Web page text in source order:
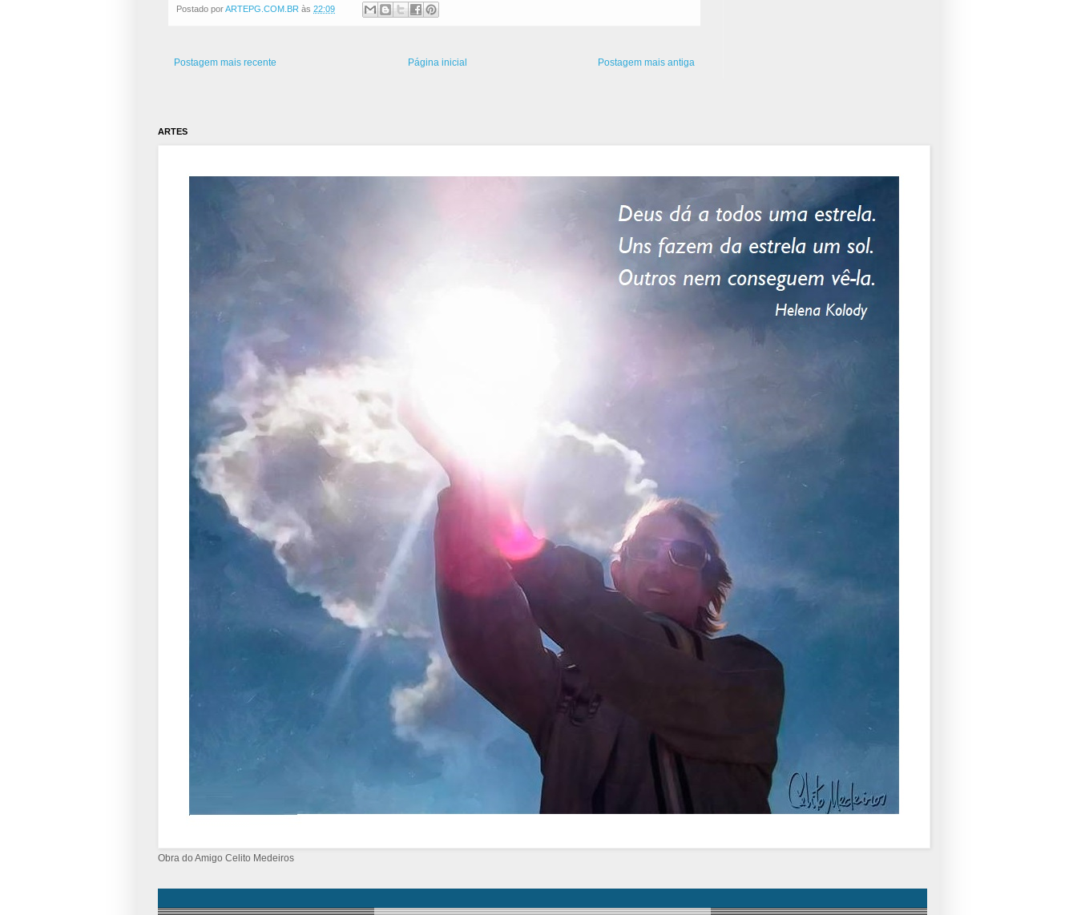
Postado porARTEPG.COM.BR às 22:09
Postagem mais recente Postagem mais antiga
Página inicial
ARTES
Obra do Amigo Celito Medeiros